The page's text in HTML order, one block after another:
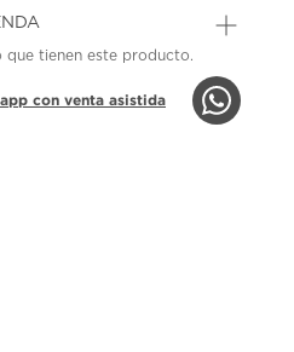
que tienen este producto.
con venta asistida